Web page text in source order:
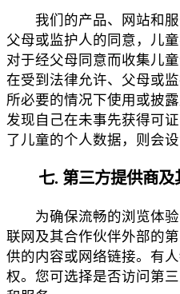
我们的产品、网站和服
父母或监护人的同意，儿
对于经父母同意而收集儿
在受到法律允许、父母或
所必要的情况下使用或披
发现自己在未事先获得可
了儿童的个人数据，则会
七. 第三方提供商及
为确保流畅的浏览体验
联网及其合作伙伴外部的
供的内容或网络链接。有
权。您可选择是否访问第